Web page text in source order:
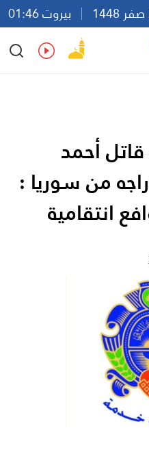
بيروت 01:46
Ar
En Fr Es
أحمد
من سوريا :
انتقامية